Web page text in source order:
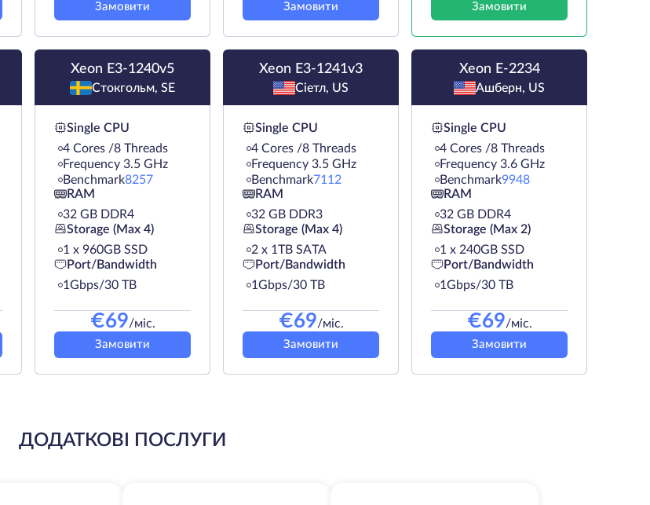
Замовити Замовити Замовити
Xeon E3-1240v5
Стокгольм, SE
Single CPU
4 Cores /8 Threads
Frequency 3.5 GHz
Benchmark8257
RAM
32 GB DDR4
Storage (Max 4)
1 х 960GB SSD
Port/Bandwidth
1Gbps/30 TB
€69/міс.
Замовити
Xeon E3-1241v3
Сіетл, US
Single CPU
4 Cores /8 Threads
Frequency 3.5 GHz
Benchmark7112
RAM
32 GB DDR3
Storage (Max 4)
2 х 1TB SATA
Port/Bandwidth
1Gbps/30 TB
€69/міс.
Замовити
Xeon E-2234
Ашберн, US
Single CPU
4 Cores /8 Threads
Frequency 3.6 GHz
Benchmark9948
RAM
32 GB DDR4
Storage (Max 2)
1 х 240GB SSD
Port/Bandwidth
1Gbps/30 TB
€69/міс.
Замовити
ДОДАТКОВІ ПОСЛУГИ